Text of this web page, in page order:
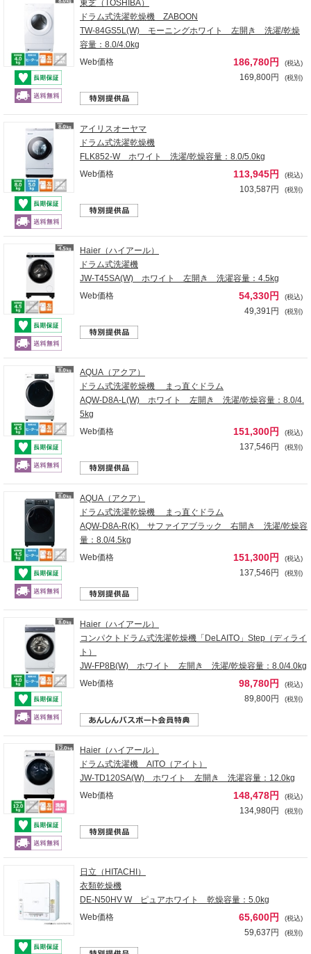
東芝（TOSHIBA）
ドラム式洗濯乾燥機 ZABOON
TW-84GS5L(W) モーニングホワイト 左開き 洗濯/乾燥
容量：8.0/4.0kg
Web価格
186,780円 (税込)
169,800円 (税別)
アイリスオーヤマ
ドラム式洗濯乾燥機
FLK852-W ホワイト 洗濯/乾燥容量：8.0/5.0kg
Web価格
113,945円 (税込)
103,587円 (税別)
Haier（ハイアール）
ドラム式洗濯機
JW-T45SA(W) ホワイト 左開き 洗濯容量：4.5kg
Web価格
54,330円 (税込)
49,391円 (税別)
AQUA（アクア）
ドラム式洗濯乾燥機 まっ直ぐドラム
AQW-D8A-L(W) ホワイト 左開き 洗濯/乾燥容量：8.0/4.
5kg
Web価格
151,300円 (税込)
137,546円 (税別)
AQUA（アクア）
ドラム式洗濯乾燥機 まっ直ぐドラム
AQW-D8A-R(K) サファイアブラック 右開き 洗濯/乾燥容
量：8.0/4.5kg
Web価格
151,300円 (税込)
137,546円 (税別)
Haier（ハイアール）
コンパクトドラム式洗濯乾燥機「DeLAITO」Step（ディライ
ト）
JW-FP8B(W) ホワイト 左開き 洗濯/乾燥容量：8.0/4.0kg
Web価格
98,780円 (税込)
89,800円 (税別)
Haier（ハイアール）
ドラム式洗濯機 AITO（アイト）
JW-TD120SA(W) ホワイト 左開き 洗濯容量：12.0kg
Web価格
148,478円 (税込)
134,980円 (税別)
日立（HITACHI）
衣類乾燥機
DE-N50HV W ピュアホワイト 乾燥容量：5.0kg
Web価格
65,600円 (税込)
59,637円 (税別)